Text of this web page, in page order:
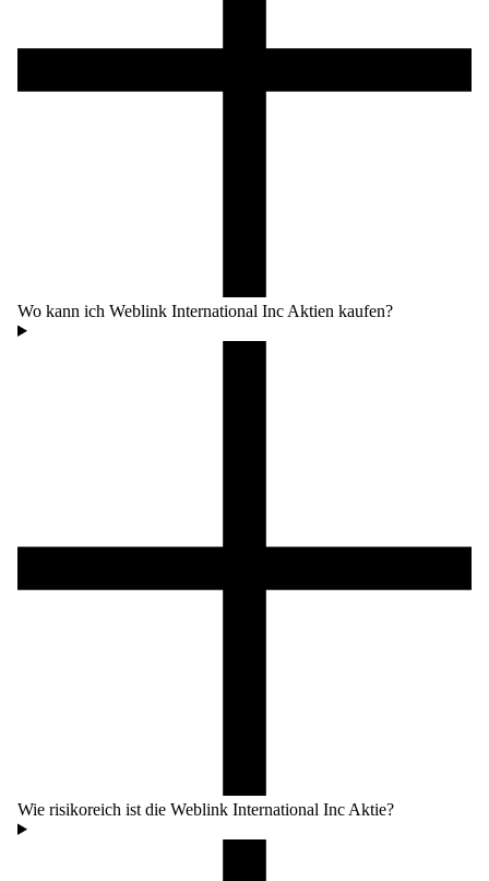
Wo kann ich Weblink International Inc Aktien kaufen?
Wie risikoreich ist die Weblink International Inc Aktie?